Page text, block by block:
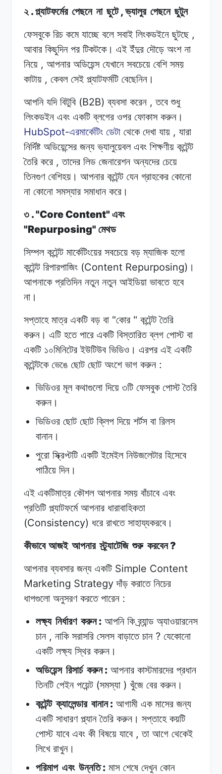
২ .প্ল্যাটফর্মের পেছনে না ছুটে,ভ্যালুর পেছনে ছুটুন
ফেসবুকে রিচ কমে যাচ্ছে বলে সবাই লিংকডইনে ছুটছে,
আবার কিছুদিন পর টিকটকে। এই ইঁদুর দৌড়ে অংশ না
নিয়ে , আপনার অডিয়েন্স যেখানে সবচেয়ে বেশি সময়
কাটায় , কেবল সেই প্ল্যাটফর্মটি বেছেনিন।
আপনি যদি বিটুবি (B2B)ব্যবসা করেন ,তবে শুধু
লিংকডইন এবং একটি ব্লগের ওপর ফোকাস করুন।
HubSpot-এরমার্কেটিং ডেটা থেকে দেখা যায় , যারা
নির্দিষ্ট অডিয়েন্সের জন্য ভ্যালুয়েবল এবং শিক্ষণীয় কন্টেন্ট
তৈরি করে ,তাদের লিড জেনারেশন অন্যদের চেয়ে
তিনগুণ বেশিহয়। আপনার কন্টেন্ট যেন গ্রাহকের কোনো
না কোনো সমস্যার সমাধান করে।
৩ . "Core Content" এবং
"Repurposing" মেথড
সিম্পল কন্টেন্ট মার্কেটিংয়ের সবচেয়ে বড় ম্যাজিক হলো
কন্টেন্ট রিপারপাজিং (Content Repurposing) ।
আপনাকে প্রতিদিন নতুন নতুন আইডিয়া ভাবতে হবে
না।
সপ্তাহে মাত্র একটি বড় বা "কোর " কন্টেন্ট তৈরি
করুন। এটি হতে পারে একটি বিস্তারিত ব্লগ পোস্ট বা
একটি ১০মিনিটের ইউটিউব ভিডিও। এরপর এই একটি
কন্টেন্টকে ভেঙে ছোট ছোট অংশে ভাগ করুন :
ভিডিওর মূল কথাগুলো দিয়ে ৩টি ফেসবুক পোস্ট তৈরি
করুন।
ভিডিওর ছোট ছোট ক্লিপ দিয়ে শর্টস বা রিলস
বানান।
পুরো স্ক্রিপ্টটি একটি ইমেইল নিউজলেটার হিসেবে
পাঠিয়ে দিন।
এই একটিমাত্র কৌশল আপনার সময় বাঁচাবে এবং
প্রতিটি প্ল্যাটফর্মে আপনার ধারাবাহিকতা
(Consistency) ধরে রাখতে সাহায্যকরবে।
কীভাবে আজই আপনার স্ট্র্যাটেজি শুরু করবেন?
আপনার ব্যবসার জন্য একটি Simple Content
Marketing Strategyদাঁড় করাতে নিচের
ধাপগুলো অনুসরণ করতে পারেন :
লক্ষ্য নির্ধারণ করুন: আপনি কি ব্র্যান্ড অ্যাওয়ারনেস
চান , নাকি সরাসরি সেলস বাড়াতে চান ? যেকোনো
একটি লক্ষ্য স্থির করুন।
অডিয়েন্স রিসার্চ করুন: আপনার কাস্টমারদের প্রধান
তিনটি পেইন পয়েন্ট (সমস্যা ) খুঁজে বের করুন।
কন্টেন্ট ক্যালেন্ডার বানান: আগামী এক মাসের জন্য
একটি সাধারণ প্ল্যান তৈরি করুন। সপ্তাহে কয়টি
পোস্ট যাবে এবং কী বিষয়ে যাবে ,তা আগে থেকেই
লিখে রাখুন।
পরিমাপ এবং উন্নতি: মাস শেষে দেখুন কোন